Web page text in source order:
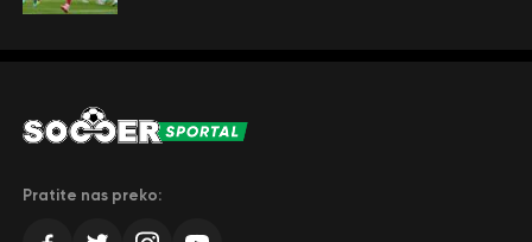
Pratite nas preko: